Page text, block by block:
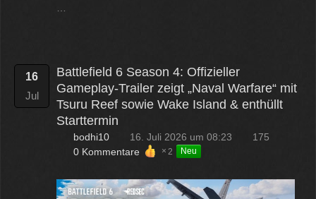
16
Jul
Battlefield 6 Season 4: Offizieller
Gameplay-Trailer zeigt „Naval Warfare“ mit
Tsuru Reef sowie Wake Island & enthüllt
Starttermin
bodhi10 16. Juli 2026 um 08:23
175
0 Kommentare
2 Neu